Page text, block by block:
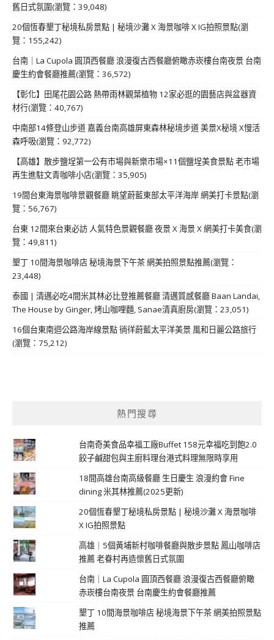
舊日式氛圍(瀏覽：39,048)
20個恆春墾丁秘境私房景點 | 秘境沙灘 X 海景咖啡 X IG拍照景點(瀏
覽：155,242)
台南｜La Cupola 圓頂西餐廳 浪漫復古西餐廳俯瞰赤崁樓台南夜景 台南
慶生約會餐廳推薦(瀏覽：36,572)
【彰化】田尾花園公路 熱帶雨林觀葉植物 12家必逛的園藝店與盆器資
材行(瀏覽：40,767)
中南部14條登山步道 嘉義台南高雄屏東森林秘境步道 美景X秘境 X慢活
森呼吸(瀏覽：92,772)
【高雄】散步鹽埕第一公有市場與新樂市場×11個鹽埕美食景點 老市場
再生進駐文青咖啡小店(瀏覽：35,905)
19間台東海景咖啡景觀餐廳 眺望蔚藍東部太平洋海岸 網美打卡景點(瀏
覽：56,767)
台東 12間來台東必訪 人氣特色景觀餐廳 夜景 X 海景 X 網美打卡美食(瀏
覽：49,811)
墾丁 10間海景咖啡店 秘境海景下午茶 網美拍照景點推薦(瀏覽：
23,448)
泰國 | 清邁必吃4間米其林必比登推薦餐廳 清邁質感餐廳 Baan Landai,
The House by Ginger, 烤山咖哩麵, Sanae清真廚房(瀏覽：23,051)
16個台東南迴公路海岸線景點 徜徉蔚藍太平洋美景 風和日麗公路旅行
(瀏覽：75,212)
熱門搜尋
台南奇美食品幸福工廠Buffet 158元幸福吃到飽2.0
餃子鹹甜包與主廚料理台港式料理無限時享用
18間高雄台南高級餐廳 生日慶生 浪漫約會 Fine
dining 米其林推薦(2025更新)
20個恆春墾丁秘境私房景點 | 秘境沙灘 X 海景咖啡
X IG拍照景點
高雄｜5個黃埔新村咖啡餐廳與散步景點 鳳山咖啡店
推薦 老眷村再造懷舊日式氛圍
台南｜La Cupola 圓頂西餐廳 浪漫復古西餐廳俯瞰
赤崁樓台南夜景 台南慶生約會餐廳推薦
墾丁 10間海景咖啡店 秘境海景下午茶 網美拍照景點
推薦